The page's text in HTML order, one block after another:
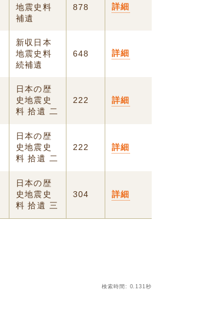
地震史料
補遺
878 詳細
新収日本
地震史料
続補遺
648 詳細
日本の歴
史地震史
料 拾遺 二
222 詳細
日本の歴
史地震史
料 拾遺 二
222 詳細
日本の歴
史地震史
料 拾遺 三
304 詳細
検索時間: 0.131秒